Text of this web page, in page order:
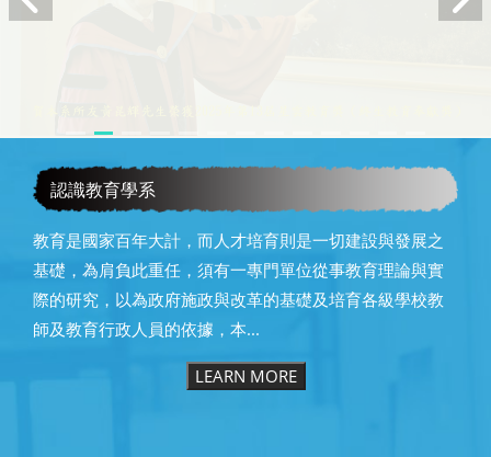
認識教育學系
教育是國家百年大計，而人才培育則是一切建設與發展之
基礎，為肩負此重任，須有一專門單位從事教育理論與實
際的研究，以為政府施政與改革的基礎及培育各級學校教
師及教育行政人員的依據，本...
LEARN MORE